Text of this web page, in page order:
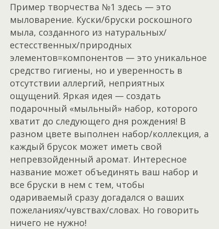
Пример творчества №1 здесь — это
мыловарение. Куски/бруски роскошного
мыла, созданного из натуральных/
естесственных/природных
элементов=компонентов — это уникальное
средство гигиены, но и уверенность в
отсутствии аллергий, неприятных
ощущений. Яркая идея — создать
подарочный «мыльный» набор, которого
хватит до следующего дня рождения! В
разном цвете выполнен набор/коллекция, а
каждый брусок может иметь свой
непревзойденный аромат. Интересное
название может объединять ваш набор и
все бруски в нем с тем, чтобы
одариваемый сразу догадался о ваших
пожеланиях/чувствах/словах. Но говорить
ничего не нужно!